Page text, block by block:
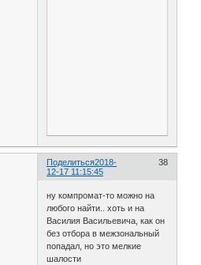
Поделиться 38
2018-
12-17 11:15:45
ну компромат-то можно на
любого найти.. хоть и на
Василия Васильевича, как он
без отбора в межзональный
попадал, но это мелкие
шалости